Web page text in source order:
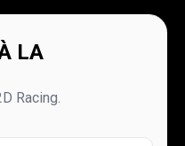
LA
Racing.